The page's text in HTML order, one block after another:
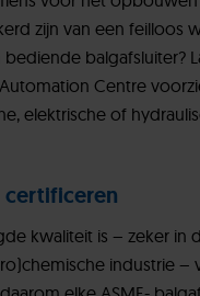
zijn van een feilloos
balgafsluiter?
Automation Centre
elektrische of
certificeren
kwaliteit is – zeker in
industrie –